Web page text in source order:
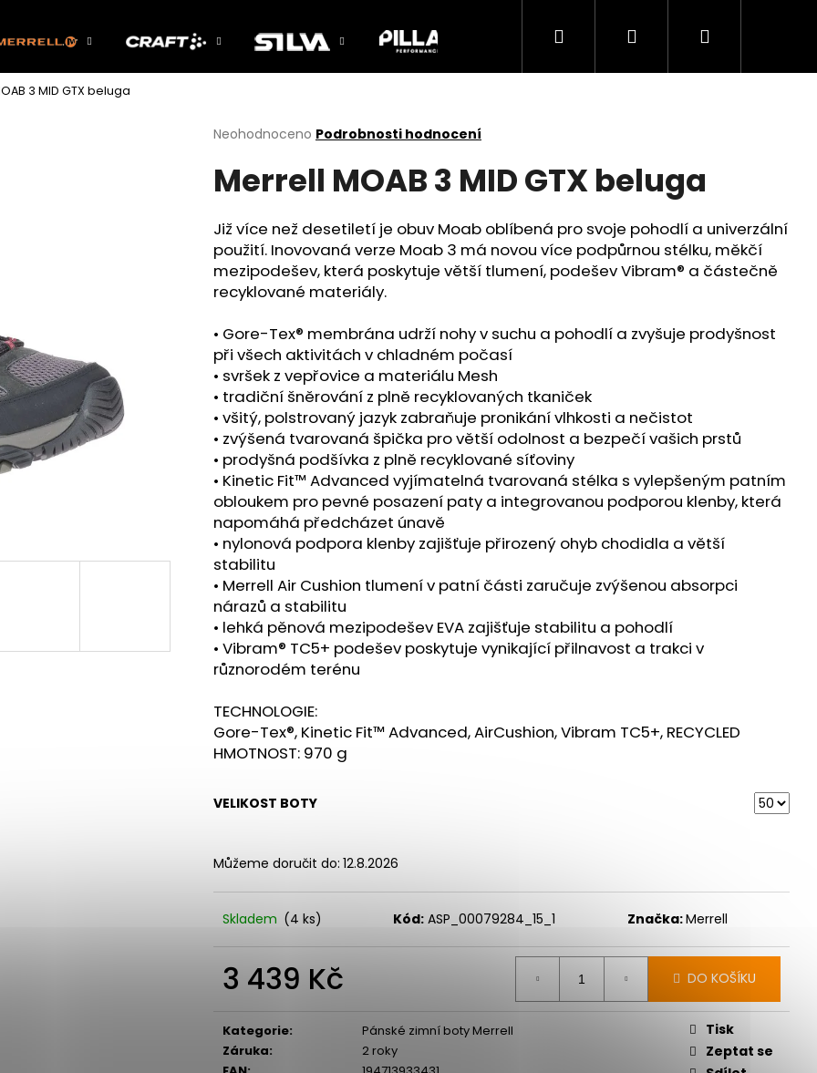
Hledat PřihlášeníNákupní
3 MID GTX beluga
Průměrné
produktu
je
5
hvězdiček.
Neohodnoceno Podrobnosti hodnocení
Merrell MOAB 3 MID GTX beluga
Již více než desetiletí je obuv Moab oblíbená pro svoje pohodlí a univerzální
použití. Inovovaná verze Moab 3 má novou více podpůrnou stélku, měkčí
mezipodešev, která poskytuje větší tlumení, podešev Vibram® a částečně
recyklované materiály.
• Gore-Tex® membrána udrží nohy v suchu a pohodlí a zvyšuje prodyšnost
při všech aktivitách v chladném počasí
• svršek z vepřovice a materiálu Mesh
• tradiční šněrování z plně recyklovaných tkaniček
• všitý, polstrovaný jazyk zabraňuje pronikání vlhkosti a nečistot
• zvýšená tvarovaná špička pro větší odolnost a bezpečí vašich prstů
• prodyšná podšívka z plně recyklované síťoviny
• Kinetic Fit™ Advanced vyjímatelná tvarovaná stélka s vylepšeným patním
obloukem pro pevné posazení paty a integrovanou podporou klenby, která
napomáhá předcházet únavě
• nylonová podpora klenby zajišťuje přirozený ohyb chodidla a větší
stabilitu
• Merrell Air Cushion tlumení v patní části zaručuje zvýšenou absorpci
nárazů a stabilitu
• lehká pěnová mezipodešev EVA zajišťuje stabilitu a pohodlí
• Vibram® TC5+ podešev poskytuje vynikající přilnavost a trakci v
různorodém terénu
TECHNOLOGIE:
Gore-Tex®, Kinetic Fit™ Advanced, AirCushion, Vibram TC5+, RECYCLED
HMOTNOST: 970 g
VELIKOST BOTY
Můžeme doručit do: 12.8.2026
Skladem (4 ks) Kód: ASP_00079284_15_1 Značka:Merrell
3 439 Kč DO KOŠÍKU
Kategorie:
Pánské zimní boty Merrell
Záruka:
2 roky
Tisk
Zeptat se
Co potřebujete najít?
HLEDAT
BOTY CRAFT CTM ULTRA TRAIL - ŠEDÁ
599 Kč
1 990 Kč
SAUCONY XODUS ULTRA 3 BLACK/DUSK
2 999 Kč
Původně:4 299 Kč